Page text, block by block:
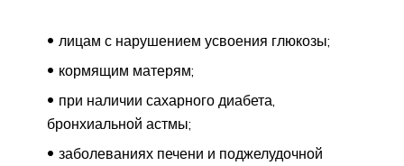
лицам с нарушением усвоения глюкозы;
кормящим матерям;
при наличии сахарного диабета,
бронхиальной астмы;
заболеваниях печени и поджелудочной